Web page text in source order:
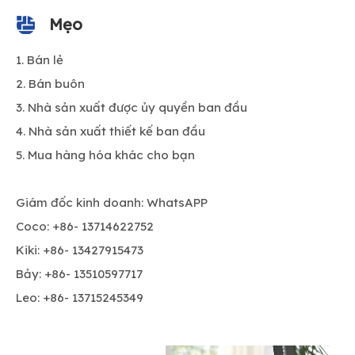
Mẹo
Bán lẻ
Bán buôn
Nhà sản xuất được ủy quyền ban đầu
Nhà sản xuất thiết kế ban đầu
Mua hàng hóa khác cho bạn
Giám đốc kinh doanh: WhatsAPP
Coco: +86- 13714622752
Kiki: +86- 13427915473
Bảy: +86- 13510597717
Leo: +86- 13715245349